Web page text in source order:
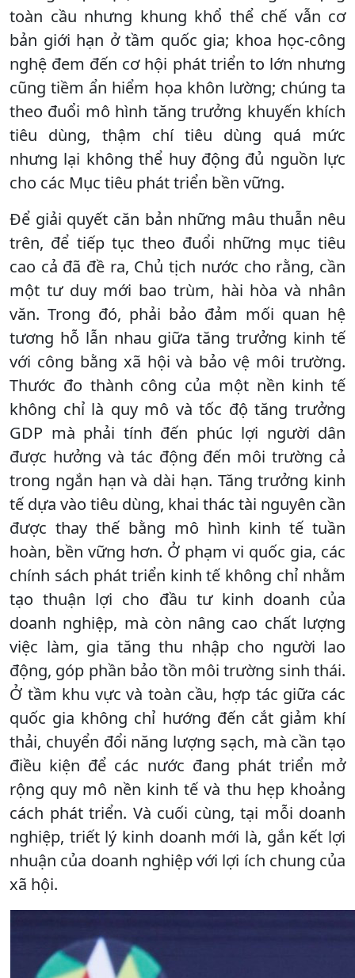
toàn cầu nhưng khung khổ thể chế vẫn cơ
bản giới hạn ở tầm quốc gia; khoa học-công
nghệ đem đến cơ hội phát triển to lớn nhưng
cũng tiềm ẩn hiểm họa khôn lường; chúng ta
theo đuổi mô hình tăng trưởng khuyến khích
tiêu dùng, thậm chí tiêu dùng quá mức
nhưng lại không thể huy động đủ nguồn lực
cho các Mục tiêu phát triển bền vững.
Để giải quyết căn bản những mâu thuẫn nêu
trên, để tiếp tục theo đuổi những mục tiêu
cao cả đã đề ra, Chủ tịch nước cho rằng, cần
một tư duy mới bao trùm, hài hòa và nhân
văn. Trong đó, phải bảo đảm mối quan hệ
tương hỗ lẫn nhau giữa tăng trưởng kinh tế
với công bằng xã hội và bảo vệ môi trường.
Thước đo thành công của một nền kinh tế
không chỉ là quy mô và tốc độ tăng trưởng
GDP mà phải tính đến phúc lợi người dân
được hưởng và tác động đến môi trường cả
trong ngắn hạn và dài hạn. Tăng trưởng kinh
tế dựa vào tiêu dùng, khai thác tài nguyên cần
được thay thế bằng mô hình kinh tế tuần
hoàn, bền vững hơn. Ở phạm vi quốc gia, các
chính sách phát triển kinh tế không chỉ nhằm
tạo thuận lợi cho đầu tư kinh doanh của
doanh nghiệp, mà còn nâng cao chất lượng
việc làm, gia tăng thu nhập cho người lao
động, góp phần bảo tồn môi trường sinh thái.
Ở tầm khu vực và toàn cầu, hợp tác giữa các
quốc gia không chỉ hướng đến cắt giảm khí
thải, chuyển đổi năng lượng sạch, mà cần tạo
điều kiện để các nước đang phát triển mở
rộng quy mô nền kinh tế và thu hẹp khoảng
cách phát triển. Và cuối cùng, tại mỗi doanh
nghiệp, triết lý kinh doanh mới là, gắn kết lợi
nhuận của doanh nghiệp với lợi ích chung của
xã hội.